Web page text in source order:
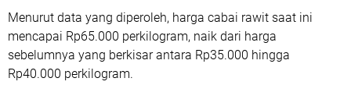
Menurut data yang diperoleh, harga cabai rawit saat ini
mencapai Rp65.000 perkilogram, naik dari harga
sebelumnya yang berkisar antara Rp35.000 hingga
Rp40.000 perkilogram.